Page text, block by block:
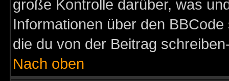
große Kontrolle darüber, was
Informationen über den
die du von der Beitrag
Nach oben